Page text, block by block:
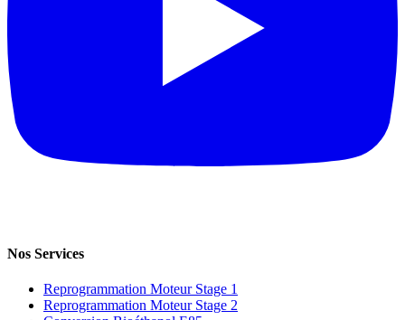
Nos Services
Reprogrammation Moteur Stage 1
Reprogrammation Moteur Stage 2